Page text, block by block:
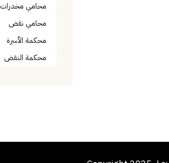
محامي مخدرات
محامي نقض
محكمة الأسرة
محكمة النقض